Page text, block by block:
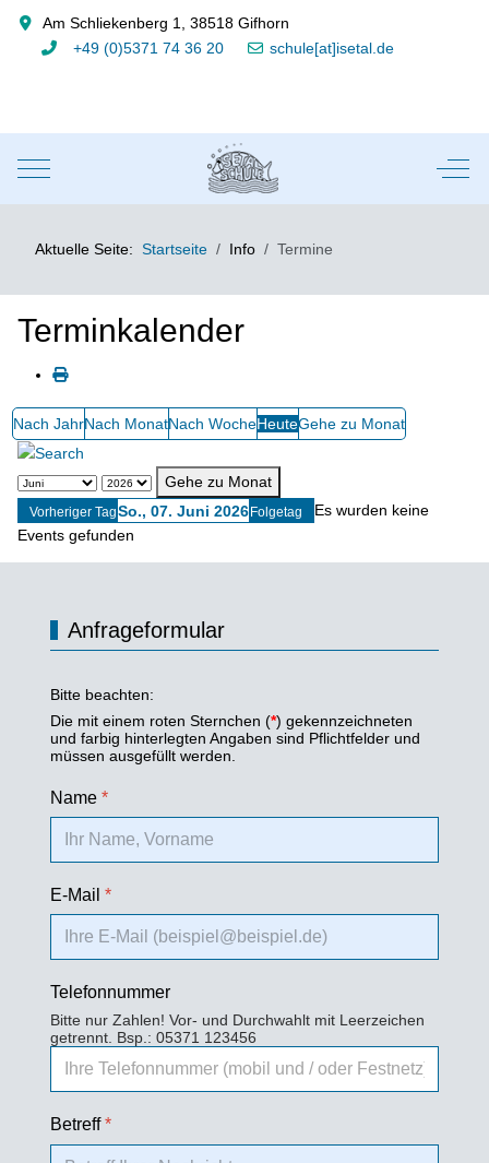
Am Schliekenberg 1, 38518 Gifhorn
+49 (0)5371 74 36 20
schule[at]isetal.de
Mobile Menu Toggle Off-
Aktuelle Seite:Startseite Info Termine
Terminkalender
Nach JahrNach MonatNach WocheHeuteGehe zu Monat
Gehe zu Monat
Vorheriger TagSo., 07. Juni 2026 Folgetag
Es wurden keine
Events gefunden
Anfrageformular
Bitte beachten:
Die mit einem roten Sternchen (*) gekennzeichneten
und farbig hinterlegten Angaben sind Pflichtfelder und
müssen ausgefüllt werden.
Name*
E-Mail*
Telefonnummer
Bitte nur Zahlen! Vor- und Durchwahlt mit Leerzeichen
getrennt. Bsp.: 05371 123456
Betreff*